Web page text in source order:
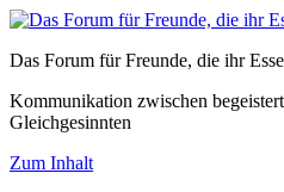
Das Forum für Freunde, die ihr
Kommunikation zwischen
Gleichgesinnten
Zum Inhalt